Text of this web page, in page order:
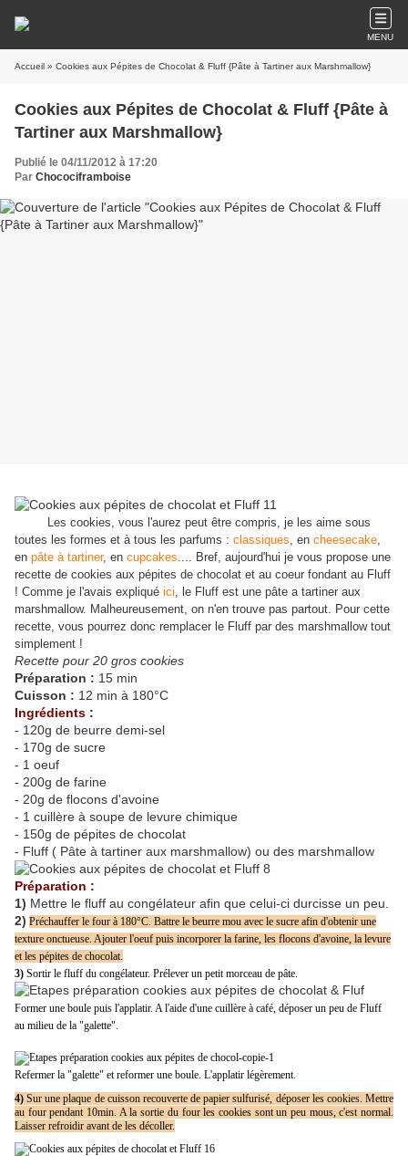
MENU
Accueil » Cookies aux Pépites de Chocolat & Fluff {Pâte à Tartiner aux Marshmallow}
Cookies aux Pépites de Chocolat & Fluff {Pâte à
Tartiner aux Marshmallow}
Publié le 04/11/2012 à 17:20
Par Chocociframboise
Les cookies, vous l'aurez peut être compris, je les aime sous
toutes les formes et à tous les parfums : classiques, en cheesecake,
en pâte à tartiner, en cupcakes.... Bref, aujourd'hui je vous propose une
recette de cookies aux pépites de chocolat et au coeur fondant au Fluff
! Comme je l'avais expliqué ici, le Fluff est une pâte a tartiner aux
marshmallow. Malheureusement, on n'en trouve pas partout. Pour cette
recette, vous pourrez donc remplacer le Fluff par des marshmallow tout
simplement !
Recette pour 20 gros cookies
Préparation : 15 min
Cuisson : 12 min à 180°C
Ingrédients :
- 120g de beurre demi-sel
- 170g de sucre
- 1 oeuf
- 200g de farine
- 20g de flocons d'avoine
- 1 cuillère à soupe de levure chimique
- 150g de pépites de chocolat
- Fluff ( Pâte à tartiner aux marshmallow) ou des marshmallow
Préparation :
1) Mettre le fluff au congélateur afin que celui-ci durcisse un peu.
2) Préchauffer le four à 180°C. Battre le beurre mou avec le sucre afin d'obtenir une
texture onctueuse. Ajouter l'oeuf puis incorporer la farine, les flocons d'avoine, la levure
et les pépites de chocolat.
3) Sortir le fluff du congélateur. Prélever un petit morceau de pâte.
Former une boule puis l'applatir. A l'aide d'une cuillère à café, déposer un peu de Fluff
au milieu de la "galette".
Refermer la "galette" et reformer une boule. L'applatir légèrement.
4) Sur une plaque de cuisson recouverte de papier sulfurisé, déposer les cookies. Mettre
au four pendant 10min. A la sortie du four les cookies sont un peu mous, c'est normal.
Laisser refroidir avant de les décoller.